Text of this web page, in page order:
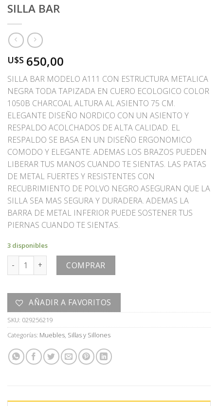
SILLA BAR
U$S 650,00
SILLA BAR MODELO A111 CON ESTRUCTURA METALICA
NEGRA TODA TAPIZADA EN CUERO ECOLOGICO COLOR
1050B CHARCOAL ALTURA AL ASIENTO 75 CM.
ELEGANTE DISEÑO NORDICO CON UN ASIENTO Y
RESPALDO ACOLCHADOS DE ALTA CALIDAD. EL
RESPALDO SE BASA EN UN DISEÑO ERGONOMICO
COMODO Y ELEGANTE. ADEMAS LOS BRAZOS PUEDEN
LIBERAR TUS MANOS CUANDO TE SIENTAS. LAS PATAS
DE METAL FUERTES Y RESISTENTES CON
RECUBRIMIENTO DE POLVO NEGRO ASEGURAN QUE LA
SILLA SEA MAS SEGURA Y DURADERA. ADEMAS LA
BARRA DE METAL INFERIOR PUEDE SOSTENER TUS
PIERNAS CUANDO TE SIENTAS.
3 disponibles
SILLA BAR cantidadCOMPRAR
AÑADIR A FAVORITOS
SKU: 029256219
Categorías: Muebles, Sillas y Sillones